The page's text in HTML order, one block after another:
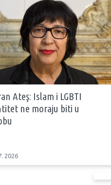
Ateş: Islam i LGBTI
ne moraju biti u
2026